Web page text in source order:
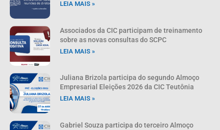
LEIA MAIS »
Associados da CIC participam de treinamento
sobre as novas consultas do SCPC
LEIA MAIS »
Juliana Brizola participa do segundo Almoço
Empresarial Eleições 2026 da CIC Teutônia
LEIA MAIS »
Gabriel Souza participa do terceiro Almoço